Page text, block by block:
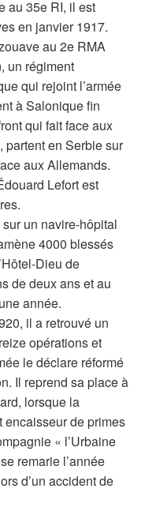
au 35e RI, il est
en janvier 1917.
au 2e RMA
un régiment
qui rejoint l’armée
à Salonique fin
qui fait face aux
partent en Serbie sur
aux Allemands.
Lefort est
un navire-hôpital
4000 blessés
Dieu de
de deux ans et au
année.
il a retrouvé un
opérations et
le déclare réformé
Il reprend sa place à
lorsque la
encaisseur de primes
« l’Urbaine
remarie l’année
d’un accident de